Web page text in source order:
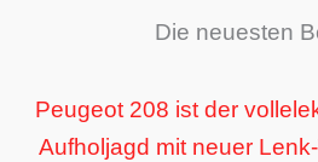
Die neuesten
Peugeot 208 ist der
Aufholjagd mit neuer